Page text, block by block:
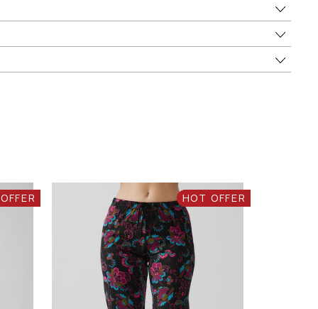
HOT OFFER